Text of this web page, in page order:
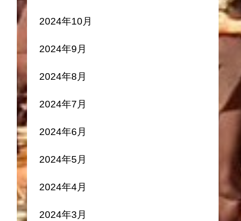
2024年10月
2024年9月
2024年8月
2024年7月
2024年6月
2024年5月
2024年4月
2024年3月